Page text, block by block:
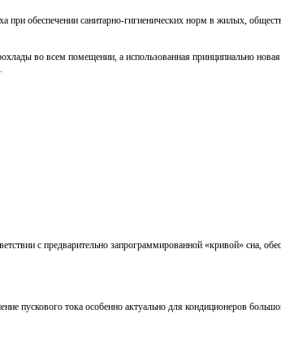
при обеспечении санитарно-гигиенических норм в жилых,
во всем помещении, а использованная принципиально
с предварительно запрограммированной «кривой» сна,
пускового тока особенно актуально для кондиционеров